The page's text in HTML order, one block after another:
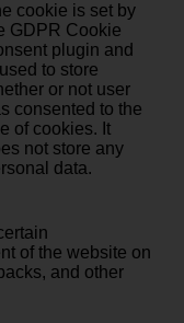
cookie is set by
GDPR Cookie
plugin and
to store
or not user
consented to the
of cookies. It
not store any
data.
of the website on
and other